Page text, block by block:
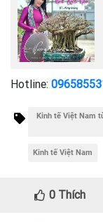
Hotline:
Kinh tế Việt Nam
Kinh tế Việt Nam
0Thích